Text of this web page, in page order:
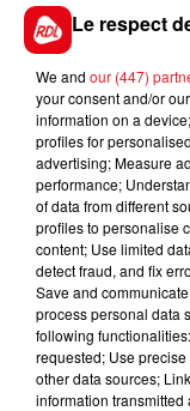
d’essence ont
accidenté.
Les 3 agents
en cours
L'enquête, elle,
accident.
FIL
Le respect
We and our (447)
your consent and/or
information on a
profiles for
advertising; Measure
performance;
of data from different
profiles to personalise
content; Use limited
detect fraud, and fix
Save and
process personal data
following
requested; Use
other data sources;
information transmitted